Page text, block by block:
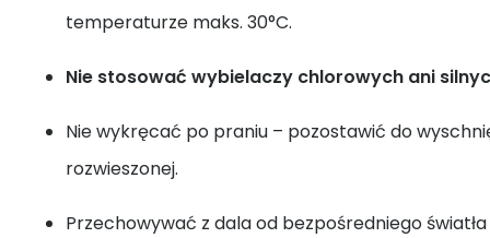
temperaturze maks. 30°C.
Nie stosować wybielaczy chlorowych ani
Nie wykręcać po praniu – pozostawić do
rozwieszonej.
Przechowywać z dala od bezpośredniego światła